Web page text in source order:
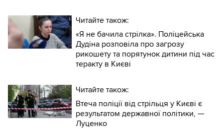
Читайте також:
«Я не бачила стрілка». Поліцейська
Дудіна розповіла про загрозу
рикошету та порятунок дитини під час
теракту в Києві
Читайте також:
Втеча поліції від стрільця у Києві є
результатом державної політики, —
Луценко